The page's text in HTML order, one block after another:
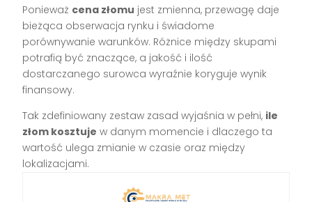
Ponieważ cena złomu jest zmienna, przewagę daje
bieżąca obserwacja rynku i świadome
porównywanie warunków. Różnice między skupami
potrafią być znaczące, a jakość i ilość
dostarczanego surowca wyraźnie koryguje wynik
finansowy.
Tak zdefiniowany zestaw zasad wyjaśnia w pełni, ile
złom kosztuje w danym momencie i dlaczego ta
wartość ulega zmianie w czasie oraz między
lokalizacjami.